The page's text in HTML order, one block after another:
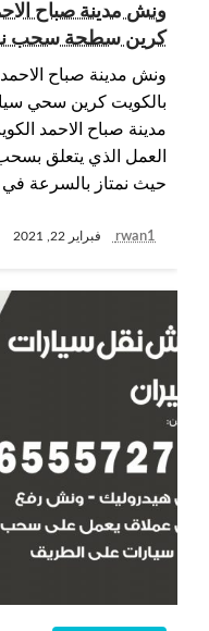
كرين سطحة سحب
ونش مدينة صباح
بالكويت كرين سحي
مدينة صباح الاحمد
العمل الذي يتعلق
حيث نمتاز بالسرعة في
rwan1 فبراير 22, 2021